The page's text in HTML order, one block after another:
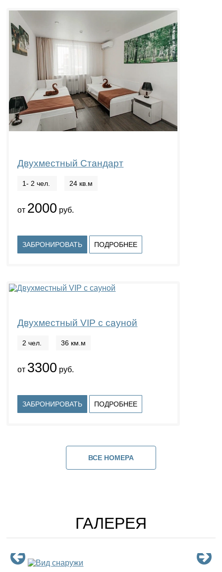
Двухместный Стандарт
1- 2 чел. 24 кв.м
от 2000 руб.
ЗАБРОНИРОВАТЬ ПОДРОБНЕЕ
Двухместный VIP c сауной
2 чел. 36 км.м
от 3300 руб.
ЗАБРОНИРОВАТЬ ПОДРОБНЕЕ
ВСЕ НОМЕРА
ГАЛЕРЕЯ